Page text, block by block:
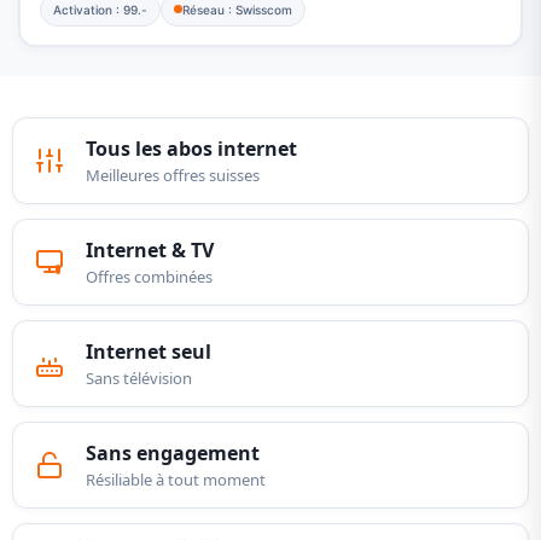
Activation : 99.- Réseau : Swisscom
Tous les abos internet
Meilleures offres suisses
Internet & TV
Offres combinées
Internet seul
Sans télévision
Sans engagement
Résiliable à tout moment